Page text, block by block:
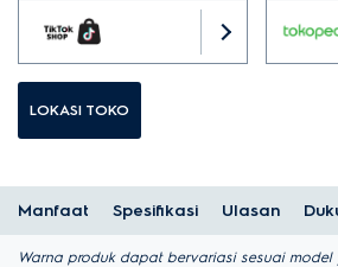
LOKASI TOKO
Manfaat Spesifikasi Ulasan
Warna produk dapat bervariasi sesuai model